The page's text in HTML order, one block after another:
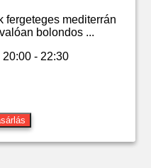
fergeteges mediterrán
bolondos ...
- 22:30